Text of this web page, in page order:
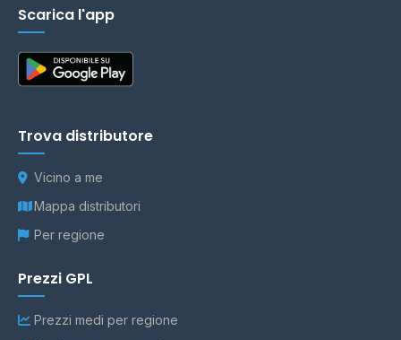
Scarica l'app
Trova distributore
Vicino a me
Mappa distributori
Per regione
Prezzi GPL
Prezzi medi per regione